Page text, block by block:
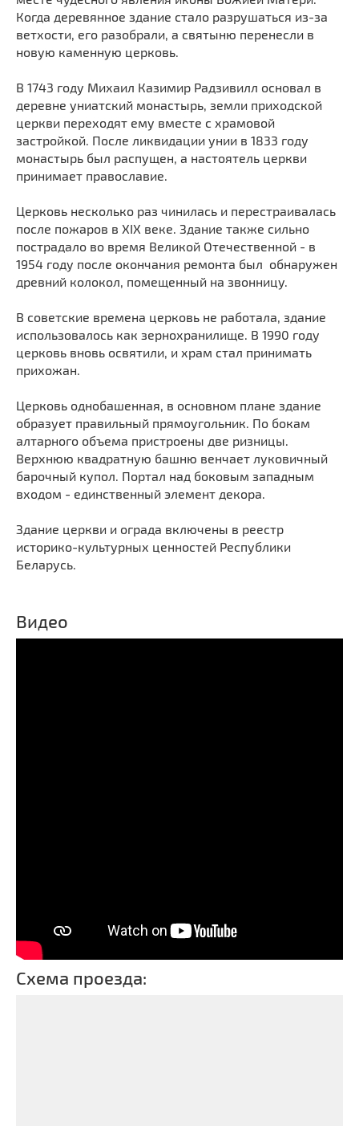
Монастыри
Костелы
Мечети
Синагоги
Часовни
Кирхи
Кладбище
Культурные центры
Галереи
Концертные залы
Выберите направление
Когда деревянное здание стало разрушаться из-за
ветхости, его разобрали, а святыню перенесли в
новую каменную церковь.
В 1743 году Михаил Казимир Радзивилл основал в
деревне униатский монастырь, земли приходской
церкви переходят ему вместе с храмовой
застройкой. После ликвидации унии в 1833 году
монастырь был распущен, а настоятель церкви
принимает православие.
Церковь несколько раз чинилась и перестраивалась
после пожаров в XIX веке. Здание также сильно
пострадало во время Великой Отечественной - в
1954 году после окончания ремонта был обнаружен
древний колокол, помещенный на звонницу.
В советские времена церковь не работала, здание
использовалось как зернохранилище. В 1990 году
церковь вновь освятили, и храм стал принимать
прихожан.
Церковь однобашенная, в основном плане здание
образует правильный прямоугольник. По бокам
алтарного объема пристроены две ризницы.
Верхнюю квадратную башню венчает луковичный
барочный купол. Портал над боковым западным
входом - единственный элемент декора.
Здание церкви и ограда включены в реестр
историко-культурных ценностей Республики
Беларусь.
Видео
Схема проезда: